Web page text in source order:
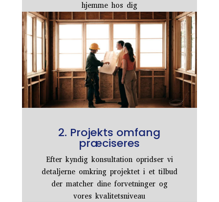
hjemme hos dig
2. Projekts omfang
præciseres
Efter kyndig konsultation opridser vi
detaljerne omkring projektet i et tilbud
der matcher dine forvetninger og
vores kvalitetsniveau